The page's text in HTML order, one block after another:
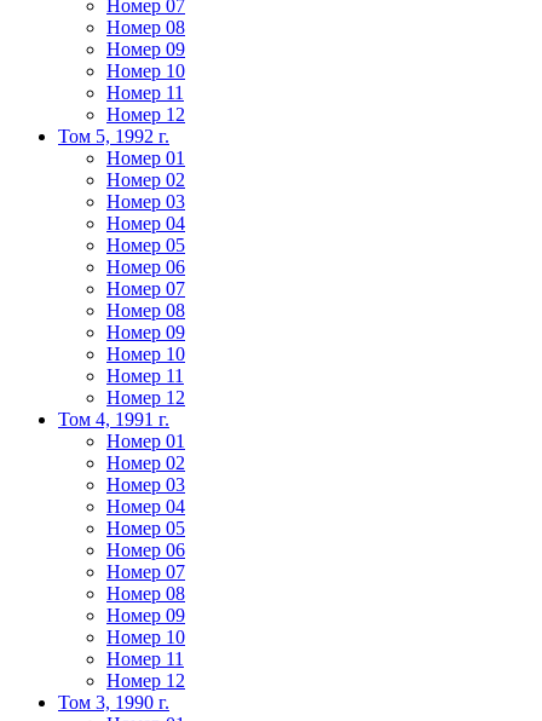
Номер 07
Номер 08
Номер 09
Номер 10
Номер 11
Номер 12
Том 5, 1992 г.
Номер 01
Номер 02
Номер 03
Номер 04
Номер 05
Номер 06
Номер 07
Номер 08
Номер 09
Номер 10
Номер 11
Номер 12
Том 4, 1991 г.
Номер 01
Номер 02
Номер 03
Номер 04
Номер 05
Номер 06
Номер 07
Номер 08
Номер 09
Номер 10
Номер 11
Номер 12
Том 3, 1990 г.